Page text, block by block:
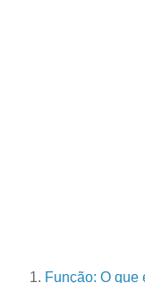
Função: O que